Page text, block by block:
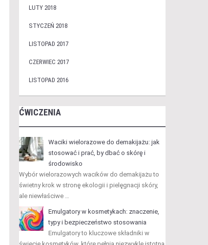
LUTY 2018
STYCZEŃ 2018
LISTOPAD 2017
CZERWIEC 2017
LISTOPAD 2016
ĆWICZENIA
Waciki wielorazowe do demakijażu: jak
stosować i prać, by dbać o skórę i
środowisko
Wybór wielorazowych wacików do demakijażu to
świetny krok w stronę ekologii i pielęgnacji skóry,
ale niewłaściwe …
Emulgatory w kosmetykach: znaczenie,
typy i bezpieczeństwo stosowania
Emulgatory to kluczowe składniki w